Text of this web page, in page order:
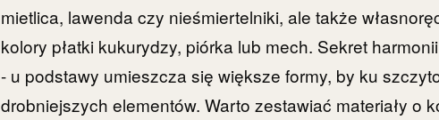
mietlica, lawenda czy nieśmiertelniki, ale także
kolory płatki kukurydzy, piórka lub mech. Sekret
- u podstawy umieszcza się większe formy, by ku
drobniejszych elementów. Warto zestawiać materiały o